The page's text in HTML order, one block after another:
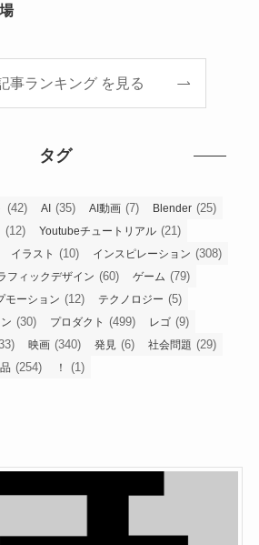
事ランキング を見る
タグ
(42) AI (35) AI動画 (7) Blender (25)
(12) Youtubeチュートリアル (21)
イラスト (10) インスピレーション (308)
フィックデザイン (60) ゲーム (79)
モーション (12) テクノロジー (5)
(30) プロダクト (499) レゴ (9)
映画 (340) 発見 (6) 社会問題 (29)
(254) ！ (1)